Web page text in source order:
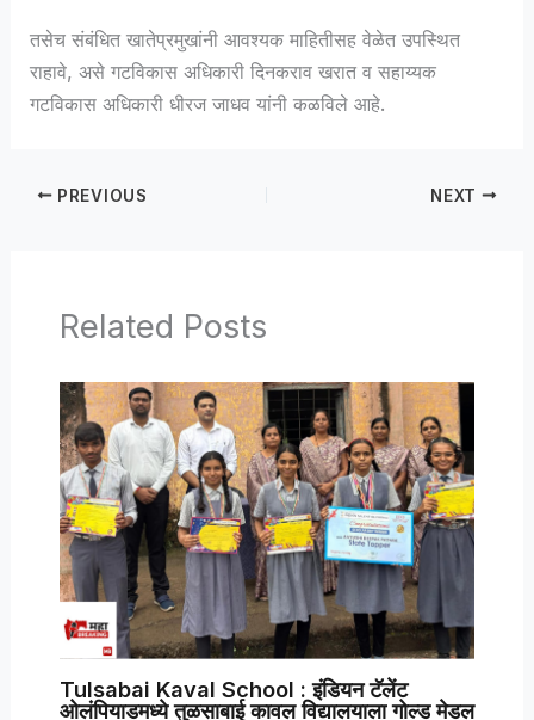
तसेच संबंधित खातेप्रमुखांनी आवश्यक माहितीसह वेळेत उपस्थित
राहावे, असे गटविकास अधिकारी दिनकराव खरात व सहाय्यक
गटविकास अधिकारी धीरज जाधव यांनी कळविले आहे.
PREVIOUS NEXT
Related Posts
Tulsabai Kaval School : इंडियन टॅलेंट
ओलंपियाडमध्ये तुळसाबाई कावल विद्यालयाला गोल्ड मेडल